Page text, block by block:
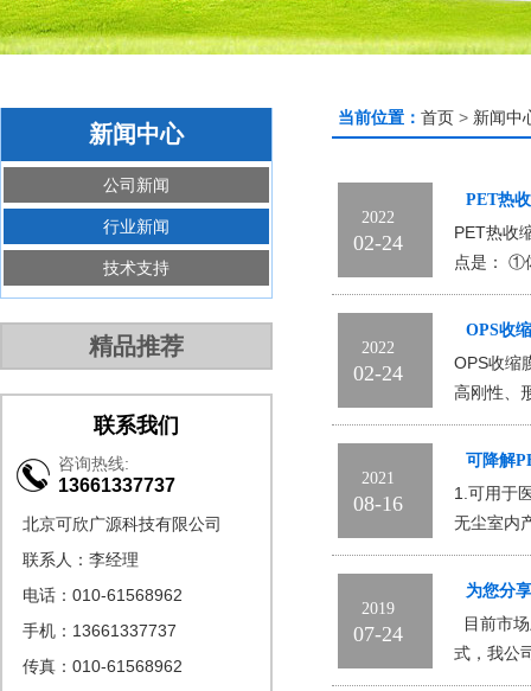
新闻中心
公司新闻
行业新闻
技术支持
精品推荐
联系我们
咨询热线:
13661337737
北京可欣广源科技有限公司
联系人：李经理
电话：010-61568962
手机：13661337737
传真：010-61568962
当前位置： 首页 > 新闻中
2022
02-24
PET热
PET热收
点是： ①
2022
02-24
OPS收
OPS收缩
高刚性、
2021
08-16
可降解
1.可用于
无尘室内
2019
07-24
为您分
目前市
式，我公